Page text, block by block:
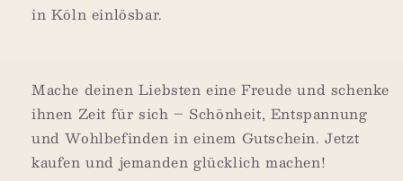
in Köln einlösbar.
Mache deinen Liebsten eine Freude und schenke
ihnen Zeit für sich – Schönheit, Entspannung
und Wohlbefinden in einem Gutschein.Jetzt
kaufen und jemanden glücklich machen!